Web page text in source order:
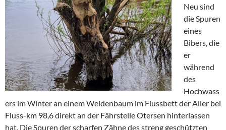
Neu sind
die Spuren
eines
Bibers, die
er
während
des
Hochwass
ers im Winter an einem Weidenbaum im Flussbett der Aller bei
Fluss-km 98,6 direkt an der Fährstelle Otersen hinterlassen
hat. Die Spuren der scharfen Zähne des streng geschützten